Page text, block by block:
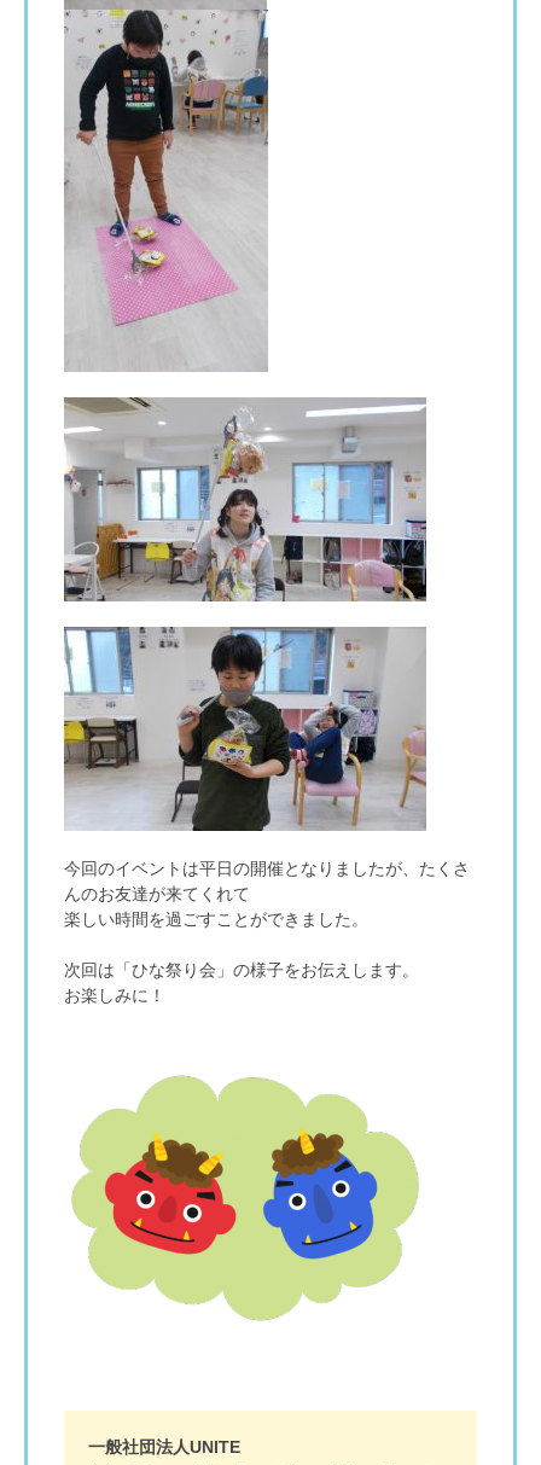
今回のイベントは平日の開催となりましたが、たくさ
んのお友達が来てくれて
楽しい時間を過ごすことができました。
次回は「ひな祭り会」の様子をお伝えします。
お楽しみに！
一般社団法人UNITE